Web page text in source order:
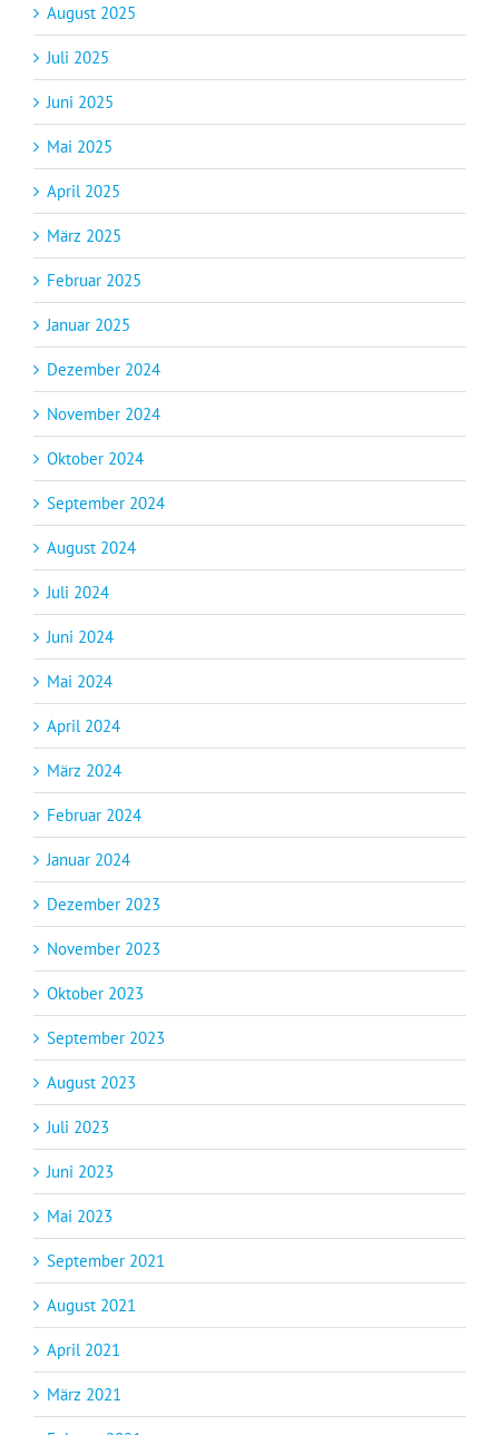
August 2025
Juli 2025
Juni 2025
Mai 2025
April 2025
März 2025
Februar 2025
Januar 2025
Dezember 2024
November 2024
Oktober 2024
September 2024
August 2024
Juli 2024
Juni 2024
Mai 2024
April 2024
März 2024
Februar 2024
Januar 2024
Dezember 2023
November 2023
Oktober 2023
September 2023
August 2023
Juli 2023
Juni 2023
Mai 2023
September 2021
August 2021
April 2021
März 2021